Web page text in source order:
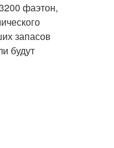
фаэтон,
запасов
будут